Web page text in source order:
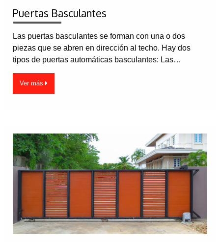
Puertas Basculantes
Las puertas basculantes se forman con una o dos
piezas que se abren en dirección al techo. Hay dos
tipos de puertas automáticas basculantes: Las…
Ver más